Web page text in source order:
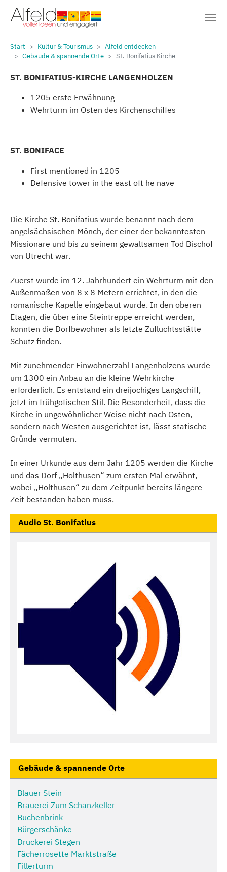
Zum Hauptinhalt springen
Start Kultur & Tourismus
Alfeld entdecken
Gebäude & spannende Orte
St. Bonifatius Kirche
ST. BONIFATIUS-KIRCHE LANGENHOLZEN
1205 erste Erwähnung
Wehrturm im Osten des Kirchenschiffes
ST. BONIFACE
First mentioned in 1205
Defensive tower in the east oft he nave
Die Kirche St. Bonifatius wurde benannt nach dem
angelsächsischen Mönch, der einer der bekanntesten
Missionare und bis zu seinem gewaltsamen Tod Bischof
von Utrecht war.
Zuerst wurde im 12. Jahrhundert ein Wehrturm mit den
Außenmaßen von 8 x 8 Metern errichtet, in den die
romanische Kapelle eingebaut wurde. In den oberen
Etagen, die über eine Steintreppe erreicht werden,
konnten die Dorfbewohner als letzte Zufluchtsstätte
Schutz finden.
Mit zunehmender Einwohnerzahl Langenholzens wurde
um 1300 ein Anbau an die kleine Wehrkirche
erforderlich. Es entstand ein dreijochiges Langschiff,
jetzt im frühgotischen Stil. Die Besonderheit, dass die
Kirche in ungewöhnlicher Weise nicht nach Osten,
sondern nach Westen ausgerichtet ist, lässt statische
Gründe vermuten.
In einer Urkunde aus dem Jahr 1205 werden die Kirche
und das Dorf „Holthusen“ zum ersten Mal erwähnt,
wobei „Holthusen“ zu dem Zeitpunkt bereits längere
Zeit bestanden haben muss.
Audio St. Bonifatius
Gebäude & spannende Orte
Blauer Stein
Brauerei Zum Schanzkeller
Buchenbrink
Bürgerschänke
Druckerei Stegen
Fächerrosette Marktstraße
Fillerturm